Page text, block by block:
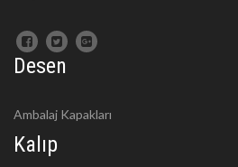
Desen
Ambalaj Kapakları
Kalıp